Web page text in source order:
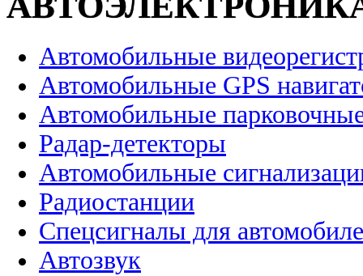
Автомобильные
Автомобильные GPS
Автомобильные
Радар-детекторы
Автомобильные
Радиостанции
Спецсигналы для
Автозвук